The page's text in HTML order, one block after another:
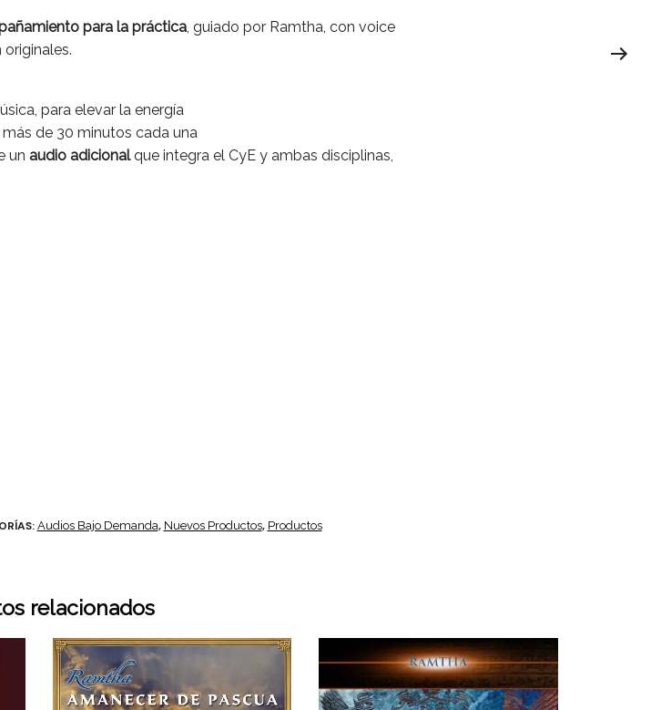
para la práctica, guiado por Ramtha, con voice
para elevar la energía
de 30 minutos cada una
un audio adicional que integra el CyE y ambas disciplinas,
Audios Bajo Demanda, Nuevos Productos, Productos
relacionados